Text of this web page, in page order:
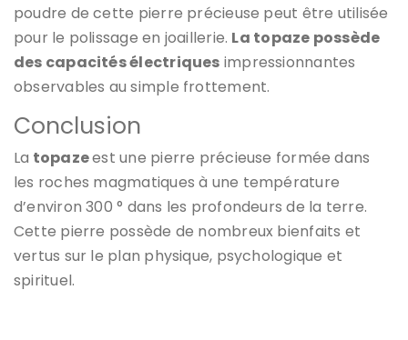
poudre de cette pierre précieuse peut être utilisée
pour le polissage en joaillerie. La topaze possède
des capacités électriques impressionnantes
observables au simple frottement.
Conclusion
La topazeest une pierre précieuse formée dans
les roches magmatiques à une température
d’environ 300 ° dans les profondeurs de la terre.
Cette pierre possède de nombreux bienfaits et
vertus sur le plan physique, psychologique et
spirituel.